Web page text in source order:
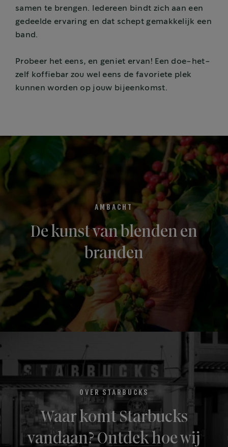
samen te brengen. Iedereen bindt zich aan een
gedeelde ervaring en dat schept gemakkelijk een
band.
Probeer het eens, en geniet ervan! Een doe-het-
zelf koffiebar zou wel eens de favoriete plek
kunnen worden op jouw bijeenkomst.
AMBACHT
De kunst van blenden en
branden
OVER STARBUCKS
Waar komt Starbucks
vandaan? Ontdek hoe wij